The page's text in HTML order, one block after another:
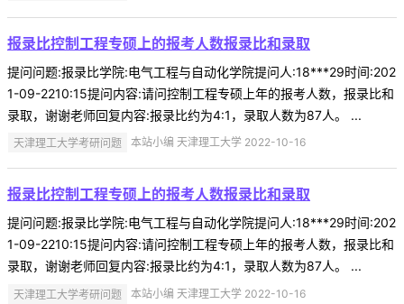
报录比控制工程专硕上的报考人数报录比和录取
提问问题:报录比学院:电气工程与自动化学院提问人:18***29时间:202
1-09-2210:15提问内容:请问控制工程专硕上年的报考人数，报录比和
录取，谢谢老师回复内容:报录比约为4:1，录取人数为87人。 ...
天津理工大学考研问题 本站小编 天津理工大学 2022-10-16
报录比控制工程专硕上的报考人数报录比和录取
提问问题:报录比学院:电气工程与自动化学院提问人:18***29时间:202
1-09-2210:15提问内容:请问控制工程专硕上年的报考人数，报录比和
录取，谢谢老师回复内容:报录比约为4:1，录取人数为87人。 ...
天津理工大学考研问题 本站小编 天津理工大学 2022-10-16